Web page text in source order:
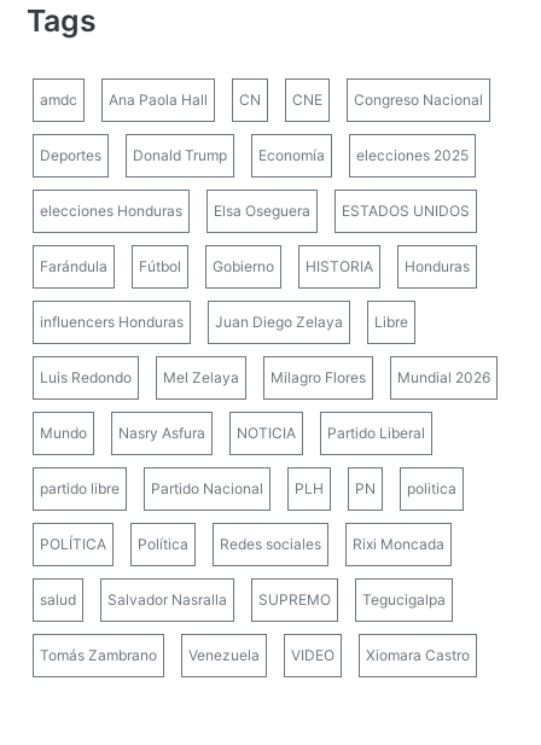
Tags
amdc Ana Paola Hall CN CNE Congreso Nacional
Deportes Donald Trump Economía elecciones 2025
elecciones Honduras Elsa Oseguera ESTADOS UNIDOS
Farándula Fútbol Gobierno HISTORIA Honduras
influencers Honduras Juan Diego Zelaya Libre
Luis Redondo Mel Zelaya Milagro Flores Mundial 2026
Mundo Nasry Asfura NOTICIA Partido Liberal
partido libre Partido Nacional PLH PN politica
POLÍTICA Política Redes sociales Rixi Moncada
salud Salvador Nasralla SUPREMO Tegucigalpa
Tomás Zambrano Venezuela VIDEO Xiomara Castro